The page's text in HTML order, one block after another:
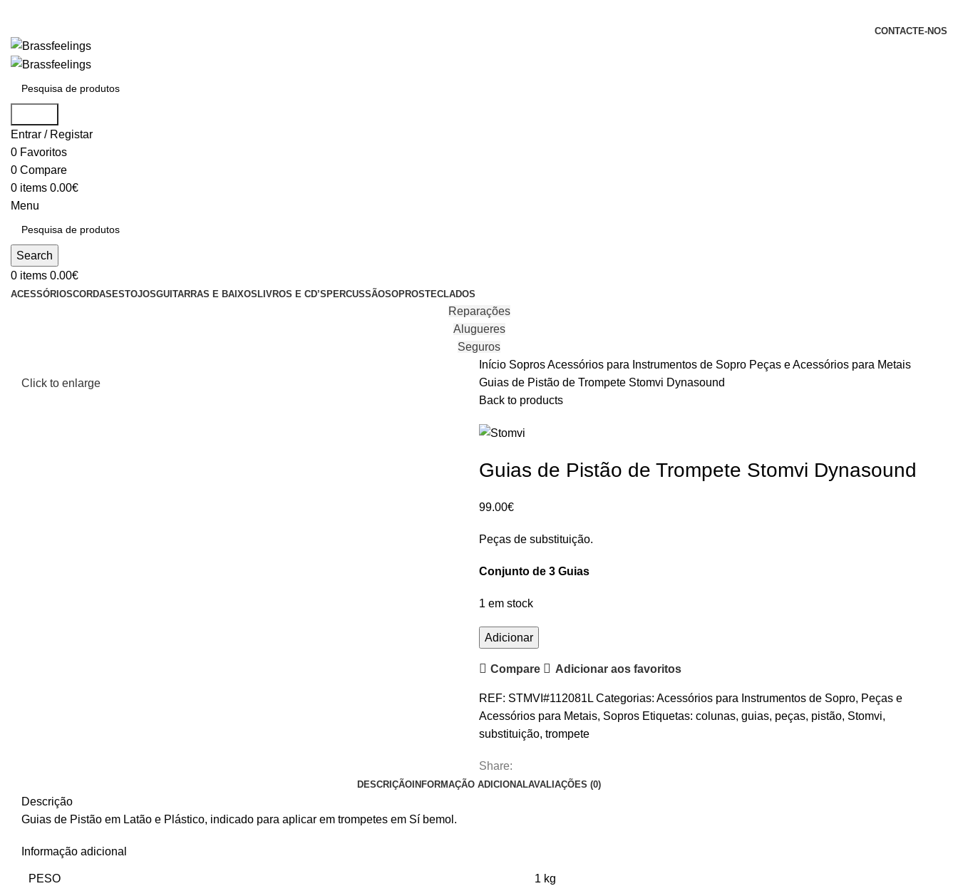
CONTACTE-NOS
Entrar / Registar
0 Favoritos
0 Compare
0 items 0.00€
Menu
Search
0 items 0.00€
ACESSÓRIOSCORDAS ESTOJOSGUITARRAS E BAIXOS LIVROS E CD’S PERCUSSÃOSOPROSTECLADOS
Reparações
Alugueres
Seguros
Click to enlarge
Início SoprosAcessórios para Instrumentos de Sopro Peças e Acessórios para Metais
Guias de Pistão de Trompete Stomvi Dynasound
Back to products
Guias de Pistão de Trompete Stomvi Dynasound
99.00€
Peças de substituição.
Conjunto de 3 Guias
1 em stock
Quantidade
de
Guias
Pistão
de
Trompete
Stomvi
Adicionar
Compare Adicionar aos favoritos
REF: STMVI#112081L Categorias: Acessórios para Instrumentos de Sopro, Peças e
Acessórios para Metais, Sopros Etiquetas: colunas, guias, peças, pistão, Stomvi,
substituição, trompete
Share:
DESCRIÇÃO INFORMAÇÃO ADICIONALAVALIAÇÕES (0)
Descrição
Guias de Pistão em Latão e Plástico, indicado para aplicar em trompetes em Sí bemol.
Informação adicional
PESO 1 kg